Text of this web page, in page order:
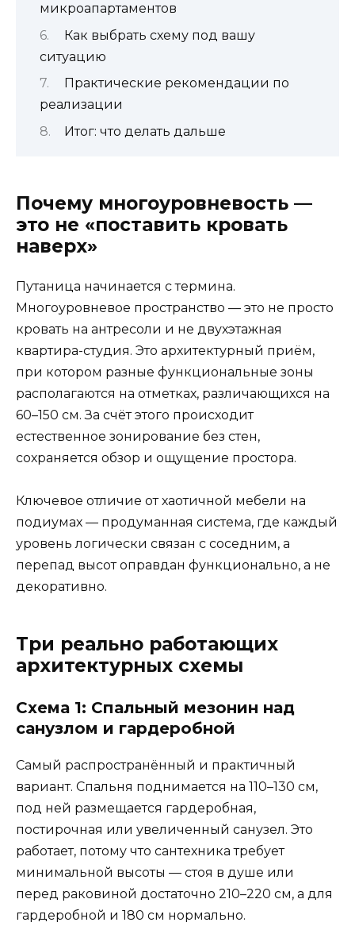
микроапартаментов
Как выбрать схему под вашу
ситуацию
Практические рекомендации по
реализации
Итог: что делать дальше
Почему многоуровневость —
это не «поставить кровать
наверх»
Путаница начинается с термина.
Многоуровневое пространство — это не просто
кровать на антресоли и не двухэтажная
квартира-студия. Это архитектурный приём,
при котором разные функциональные зоны
располагаются на отметках, различающихся на
60–150 см. За счёт этого происходит
естественное зонирование без стен,
сохраняется обзор и ощущение простора.
Ключевое отличие от хаотичной мебели на
подиумах — продуманная система, где каждый
уровень логически связан с соседним, а
перепад высот оправдан функционально, а не
декоративно.
Три реально работающих
архитектурных схемы
Схема 1: Спальный мезонин над
санузлом и гардеробной
Самый распространённый и практичный
вариант. Спальня поднимается на 110–130 см,
под ней размещается гардеробная,
постирочная или увеличенный санузел. Это
работает, потому что сантехника требует
минимальной высоты — стоя в душе или
перед раковиной достаточно 210–220 см, а для
гардеробной и 180 см нормально.